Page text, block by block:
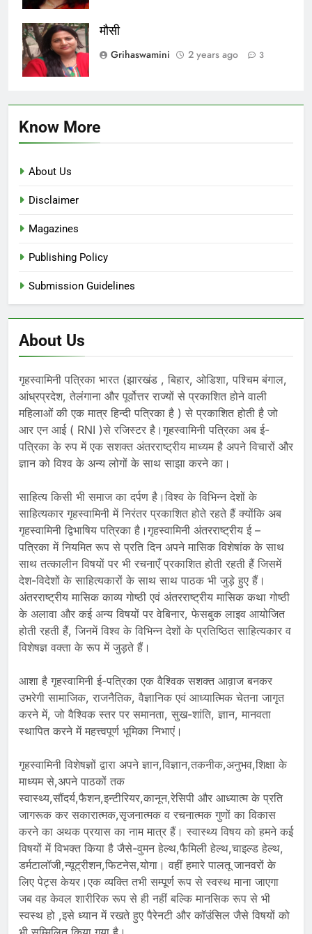
मौसी
Grihaswamini
2 years ago 3
Know More
About Us
Disclaimer
Magazines
Publishing Policy
Submission Guidelines
About Us
गृहस्वामिनी पत्रिका भारत (झारखंड , बिहार, ओडिशा, पश्चिम बंगाल,
आंध्रप्रदेश, तेलंगाना और पूर्वोत्तर राज्यों से प्रकाशित होने वाली
महिलाओं की एक मात्र हिन्दी पत्रिका है ) से प्रकाशित होती है जो
आर एन आई ( RNI )से रजिस्टर है।गृहस्वामिनी पत्रिका अब ई-
पत्रिका के रुप में एक सशक्त अंतरराष्ट्रीय माध्यम है अपने विचारों और
ज्ञान को विश्व के अन्य लोगों के साथ साझा करने का।
साहित्य किसी भी समाज का दर्पण है।विश्व के विभिन्न देशों के
साहित्यकार गृहस्वामिनी में निरंतर प्रकाशित होते रहते हैं क्योंकि अब
गृहस्वामिनी द्विभाषिय पत्रिका है।गृहस्वामिनी अंतरराष्ट्रीय ई –
पत्रिका में नियमित रूप से प्रति दिन अपने मासिक विशेषांक के साथ
साथ तत्कालीन विषयों पर भी रचनाएँ प्रकाशित होती रहती हैं जिसमें
देश-विदेशों के साहित्यकारों के साथ साथ पाठक भी जुड़े हुए हैं।
अंतरराष्ट्रीय मासिक काव्य गोष्ठी एवं अंतरराष्ट्रीय मासिक कथा गोष्ठी
के अलावा और कई अन्य विषयों पर वेबिनार, फेसबुक लाइव आयोजित
होती रहती हैं, जिनमें विश्व के विभिन्न देशों के प्रतिष्ठित साहित्यकार व
विशेषज्ञ वक्ता के रूप में जुड़ते हैं।
आशा है गृहस्वामिनी ई-पत्रिका एक वैश्विक सशक्त आव़ाज बनकर
उभरेगी सामाजिक, राजनैतिक, वैज्ञानिक एवं आध्यात्मिक चेतना जागृत
करने में, जो वैश्विक स्तर पर समानता, सुख-शांति, ज्ञान, मानवता
स्थापित करने में महत्त्वपूर्ण भूमिका निभाएं।
गृहस्वामिनी विशेषज्ञों द्वारा अपने ज्ञान,विज्ञान,तकनीक,अनुभव,शिक्षा के
माध्यम से,अपने पाठकों तक
स्वास्थ्य,सौंदर्य,फैशन,इन्टीरियर,कानून,रेसिपी और आध्यात्म के प्रति
जागरूक कर सकारात्मक,सृजनात्मक व रचनात्मक गुणों का विकास
करने का अथक प्रयास का नाम मात्र हैं। स्वास्थ्य विषय को हमने कई
विषयों में विभक्त किया है जैसे-वुमन हेल्थ,फैमिली हेल्थ,चाइल्ड हेल्थ,
डर्मटालॉजी,न्यूट्रीशन,फिटनेस,योगा। वहीं हमारे पालतू जानवरों के
लिए पेट्स केयर।एक व्यक्ति तभी सम्पूर्ण रूप से स्वस्थ माना जाएगा
जब वह केवल शारीरिक रूप से ही नहीं बल्कि मानसिक रूप से भी
स्वस्थ हो ,इसे ध्यान में रखते हुए पैरेनटी और कॉउंसिल जैसे विषयों को